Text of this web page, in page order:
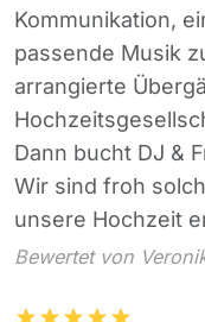
Kommunikation,
passende Musik
arrangierte
Dann bucht DJ &
Wir sind froh
unsere Hochzeit
Bewertet von